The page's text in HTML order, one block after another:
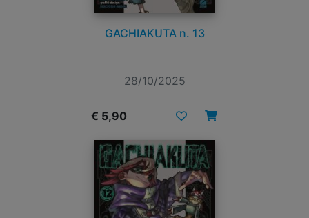
GACHIAKUTA n. 13
28/10/2025
€ 5,90